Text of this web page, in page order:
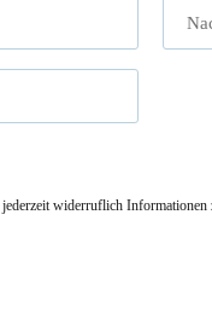
jederzeit widerruflich Informationen